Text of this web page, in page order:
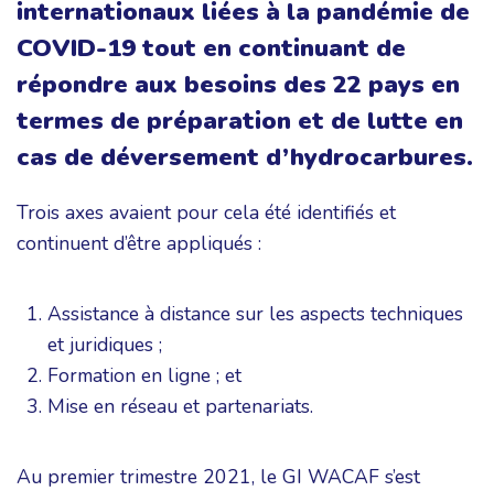
internationaux liées à la pandémie de
COVID-19 tout en continuant de
répondre aux besoins des 22 pays en
termes de préparation et de lutte en
cas de déversement d’hydrocarbures.
Trois axes avaient pour cela été identifiés et
continuent d’être appliqués :
Assistance à distance sur les aspects techniques
et juridiques ;
Formation en ligne ; et
Mise en réseau et partenariats.
Au premier trimestre 2021, le GI WACAF s’est